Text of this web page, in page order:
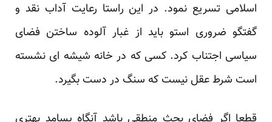
اسلامی تسریع نمود. در این راستا رعایت آداب نقد و
گفتگو ضروری استو باید از غبار آلوده ساختن فضای
سیاسی اجتناب کرد. کسی که در خانه شیشه ای نشسته
است شرط عقل نیست که سنگ در دست بگیرد.